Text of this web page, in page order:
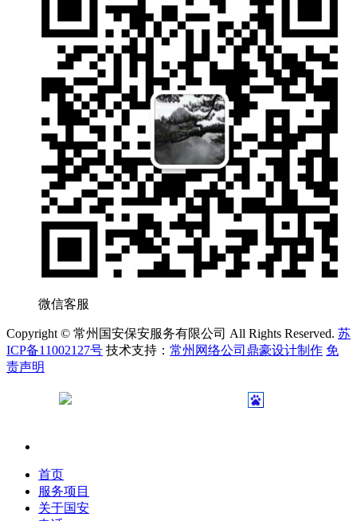
微信客服
Copyright © 常州国安保安服务有限公司 All Rights Reserved. 苏
ICP备11002127号 技术支持： 常州网络公司鼎豪设计制作 免
责声明
首页
服务项目
关于国安